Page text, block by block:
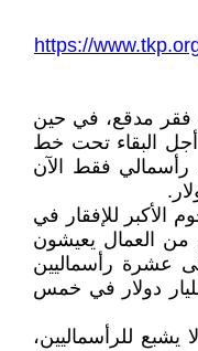
https://
شخص في فقر مدقع، في حين
أجل البقاء تحت خط
المقابل، يسيطر 3 آلاف رأسمالي فقط الآن
الأكبر للإفقار في
من العمال يعيشون
عشرة رأسماليين
ثرواتهم من 20.9 إلى 31.9 مليار دولار في خمس
يشبع للرأسماليين،